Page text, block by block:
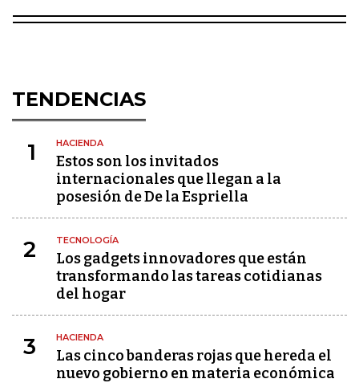
TENDENCIAS
1 HACIENDA
Estos son los invitados
internacionales que llegan a la
posesión de De la Espriella
2 TECNOLOGÍA
Los gadgets innovadores que están
transformando las tareas cotidianas
del hogar
3 HACIENDA
Las cinco banderas rojas que hereda el
nuevo gobierno en materia económica